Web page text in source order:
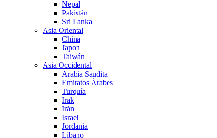
Nepal
Pakistán
Sri Lanka
Asia Oriental
China
Japon
Taiwán
Asia Occidental
Arabia Saudita
Emiratos Árabes
Turquía
Irak
Irán
Israel
Jordania
Líbano